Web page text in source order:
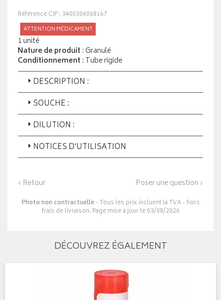
Référence CIP : 3400306068167
ATTENTION MÉDICAMENT
1 unité
Nature de produit : Granulé
Conditionnement : Tube rigide
DESCRIPTION :
SOUCHE :
DILUTION :
NOTICES D’UTILISATION
‹ Retour Poser une question ›
Photo non contractuelle- Tous les prix incluent la TVA - hors
frais de livraison. Page mise à jour le 03/08/2026
DÉCOUVREZ ÉGALEMENT